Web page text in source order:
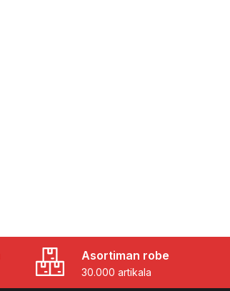
Asortiman robe
30.000 artikala